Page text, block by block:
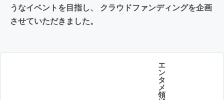
うなイベントを目指し、 クラウドファンディングを企画
させていただきました。
エ
ン
タ
メ
領